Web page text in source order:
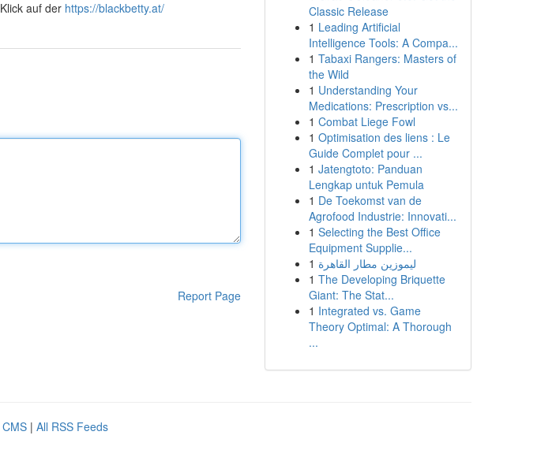
auf der https://blackbetty.at/
Report Page
Classic Release
1 Leading Artificial
Intelligence Tools: A Compa...
1 Tabaxi Rangers: Masters of
the Wild
1 Understanding Your
Medications: Prescription vs...
1 Combat Liege Fowl
1 Optimisation des liens : Le
Guide Complet pour ...
1 Jatengtoto: Panduan
Lengkap untuk Pemula
1 De Toekomst van de
Agrofood Industrie: Innovati...
1 Selecting the Best Office
Equipment Supplie...
1 ليموزين مطار القاهرة
1 The Developing Briquette
Giant: The Stat...
1 Integrated vs. Game
Theory Optimal: A Thorough
...
| All RSS Feeds